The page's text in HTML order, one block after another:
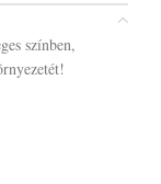
színben,